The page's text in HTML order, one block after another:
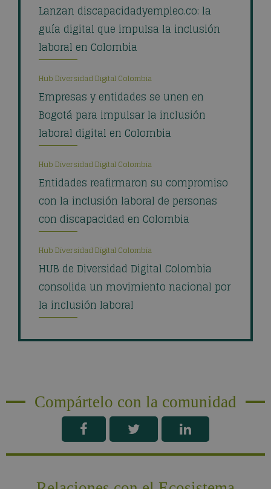
Lanzan discapacidadyempleo.co: la
guía digital que impulsa la inclusión
laboral en Colombia
Hub Diversidad Digital Colombia
Empresas y entidades se unen en
Bogotá para impulsar la inclusión
laboral digital en Colombia
Hub Diversidad Digital Colombia
Entidades reafirmaron su compromiso
con la inclusión laboral de personas
con discapacidad en Colombia
Hub Diversidad Digital Colombia
HUB de Diversidad Digital Colombia
consolida un movimiento nacional por
la inclusión laboral
Compártelo con la comunidad